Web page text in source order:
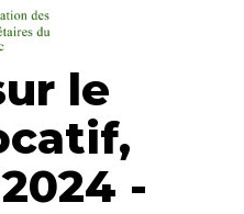
principal
le
-